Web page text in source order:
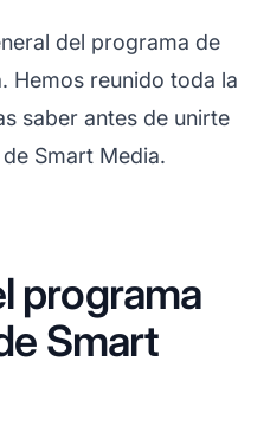
del programa de
Hemos reunido toda la
saber antes de unirte
Smart Media.
programa
Smart